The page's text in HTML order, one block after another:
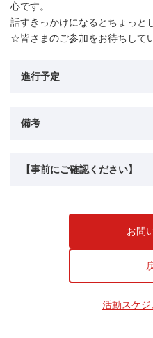
心です。
話すきっかけになるとちょっと
☆皆さまのご参加をお待ちして
進行予定
備考
【事前にご確認ください】
お問
活動スケ